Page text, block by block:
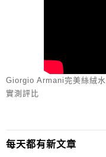
Giorgio Armani完美絲絨
實測評比
每天都有新文章